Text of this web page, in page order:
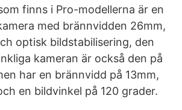
finns i Pro-modellerna är en
med brännvidden 26mm,
optisk bildstabilisering, den
kameran är också den på
har en brännvidd på 13mm,
en bildvinkel på 120 grader.